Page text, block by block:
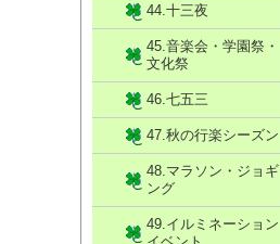
44.十三夜
45.音楽会・学園祭・
文化祭
46.七五三
47.秋の行楽シーズン
48.マラソン・ジョギ
ング
49.イルミネーション
イベント